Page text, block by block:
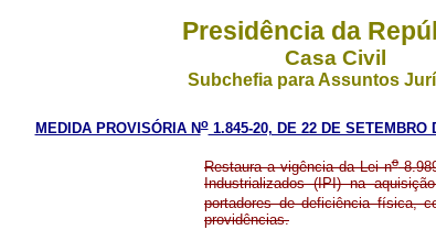
Presidência da
Casa Civil
Subchefia para Assuntos
MEDIDA PROVISÓRIA No1.845-20, DE 22 DE SETEMBRO
Restaura a vigência da Lei no
Industrializados (IPI) na
portadores de deficiência física,
providências.